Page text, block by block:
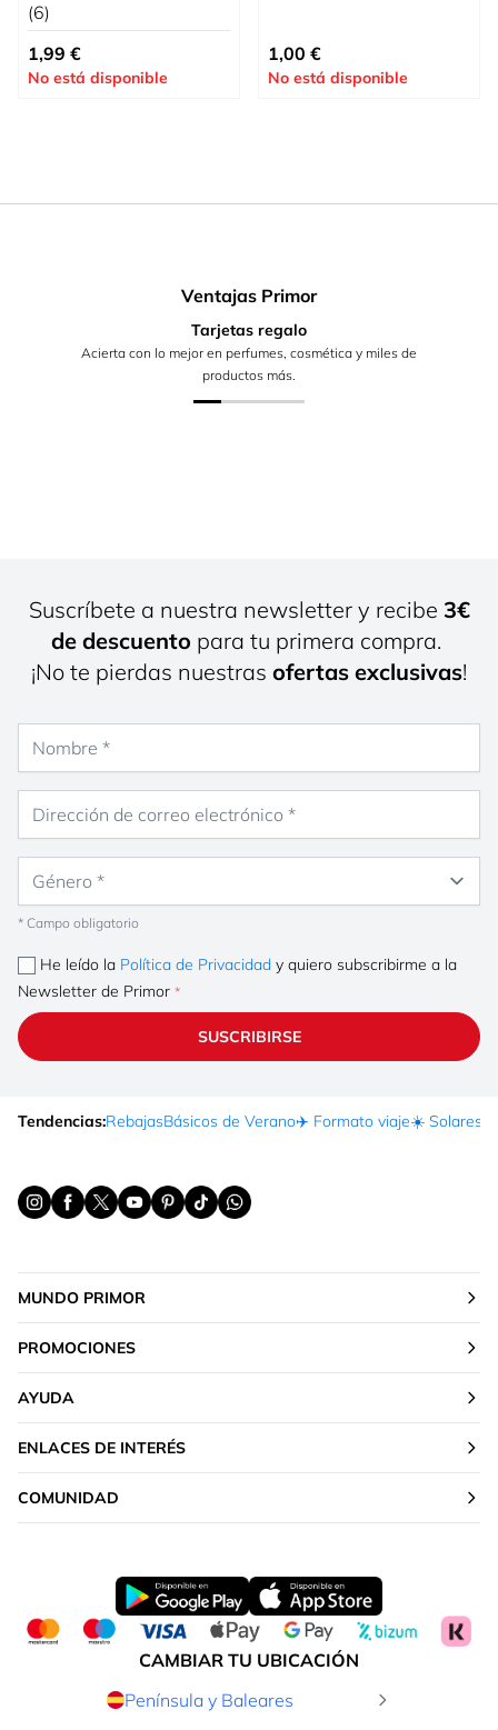
(6)
1,99 €
No está disponible
1,00 €
No está disponible
Ventajas Primor
Tarjetas regalo
Acierta con lo mejor en perfumes, cosmética y miles de
productos más.
Suscríbete a nuestra newsletter y recibe 3€
de descuento para tu primera compra.
¡No te pierdas nuestras ofertas exclusivas!
* Campo obligatorio
He leído la Política de Privacidad y quiero subscribirme a la
Newsletter de Primor
SUSCRIBIRSE
Tendencias:RebajasBásicos de Verano✈️ Formato viaje☀️ Solares
MUNDO PRIMOR
PROMOCIONES
AYUDA
ENLACES DE INTERÉS
COMUNIDAD
CAMBIAR TU UBICACIÓN
Península y Baleares